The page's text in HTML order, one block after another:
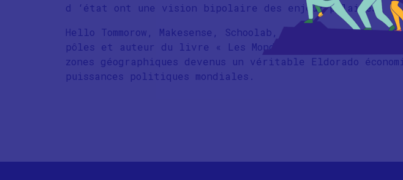
d ‘état ont une vision bipolaire des enjeux polaires.
Hello Tommorow, Makesense, Schoolab, Maddyness et
pôles et auteur du livre « Les Mondes Polaires » à
zones géographiques devenus un véritable Eldorado
puissances politiques mondiales.